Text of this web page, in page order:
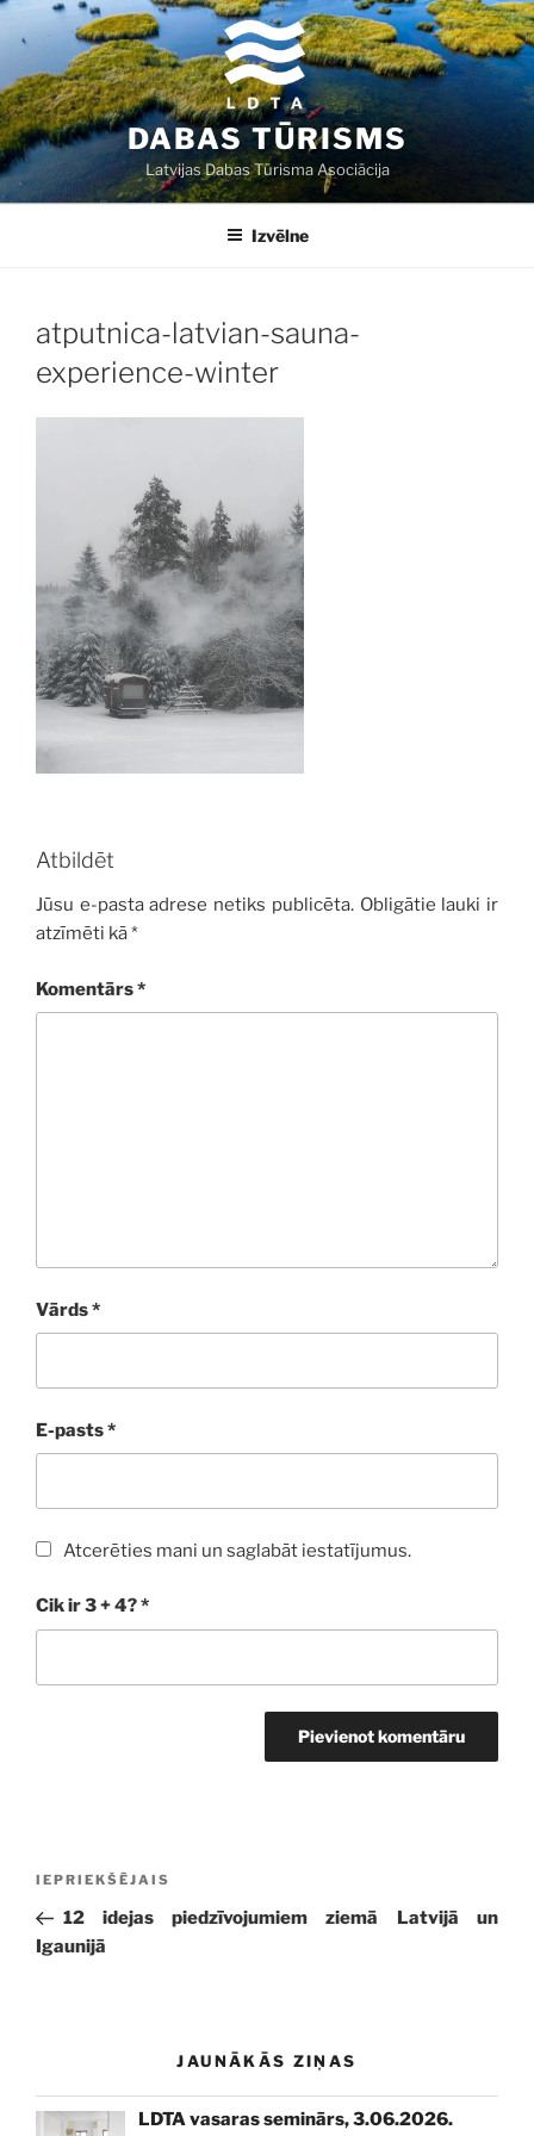
Doties
saturu
DABAS TŪRISMS
Latvijas Dabas Tūrisma Asociācija
Izvēlne
atputnica-latvian-sauna-
experience-winter
Atbildēt
Jūsu e-pasta adrese netiks publicēta. Obligātie lauki ir
atzīmēti kā*
Komentārs*
Vārds*
E-pasts*
Atcerēties mani un saglabāt iestatījumus.
Cik ir 3 + 4?*
Iepriekšējā
ziņa:
IEPRIEKŠĒJAIS
12 idejas piedzīvojumiem ziemā Latvijā un
Igaunijā
JAUNĀKĀS ZIŅAS
LDTA vasaras seminārs, 3.06.2026.